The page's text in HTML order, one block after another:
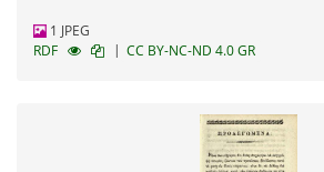
1 JPEG
RDF
| CC BY-NC-ND 4.0 GR